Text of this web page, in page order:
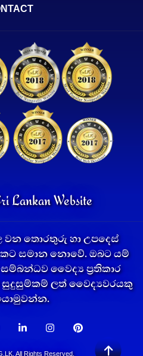
Lankan Website
වන තොරතුරු හා උපදෙස්
සමාන නොවේ. ඔබට යම්
වෛද්‍ය ප්‍රතිකාර
ලත් වෛද්‍යවරයකු
All Rights Reserved.